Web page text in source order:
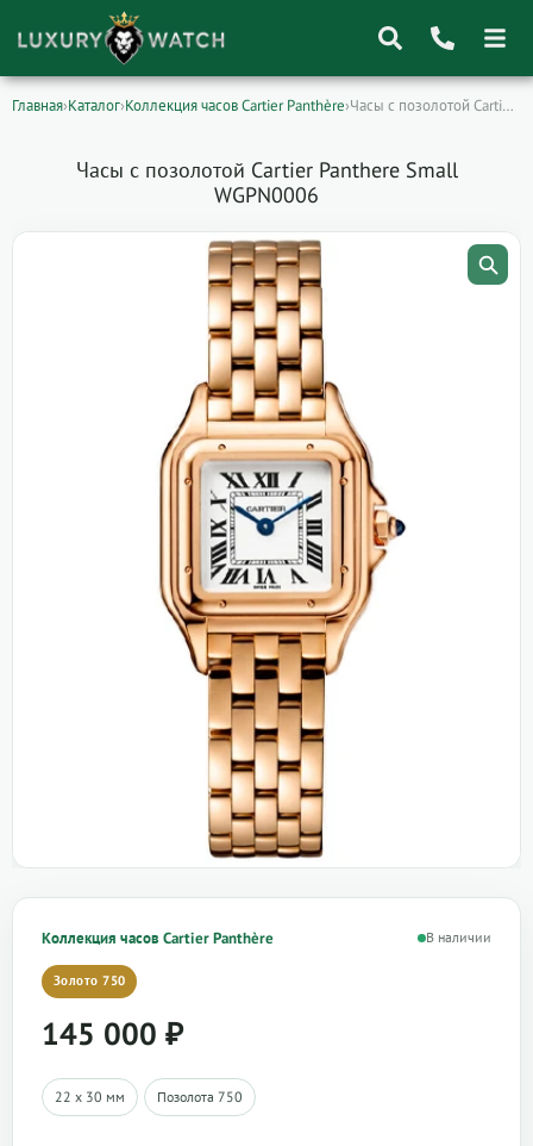
Главная›Каталог›Коллекция часов Cartier Panthère› Часы с позолотой Cartier Panthere Small WGPN0006
Часы с позолотой Cartier Panthere Small
WGPN0006
Коллекция часов Cartier Panthère В наличии
Золото 750
145 000 ₽
22 х 30 мм Позолота 750